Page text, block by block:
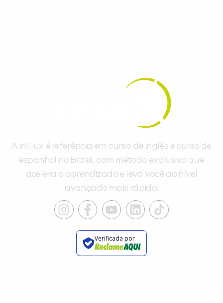
A inFlux é referência em curso de inglês e curso de
espanhol no Brasil, com método exclusivo que
acelera o aprendizado e leva você ao nível
avançado mais rápido.
Verificada por